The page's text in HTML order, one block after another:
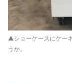
▲ショーケースにケー
うか。